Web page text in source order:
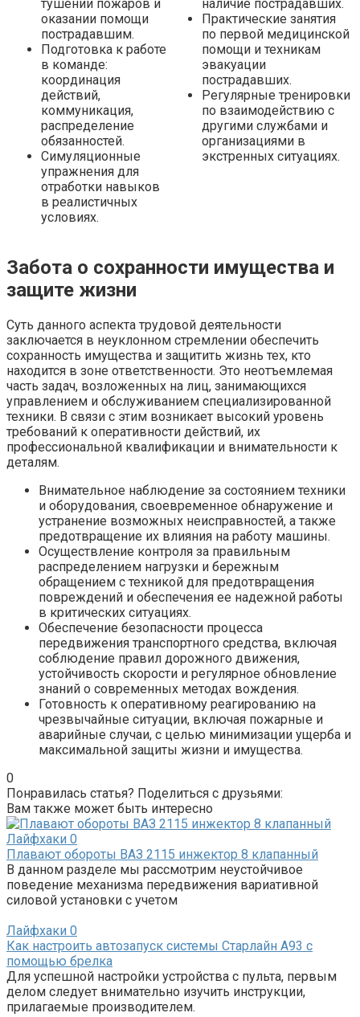
тушении пожаров и
оказании помощи
пострадавшим.
Подготовка к работе
в команде:
координация
действий,
коммуникация,
распределение
обязанностей.
Симуляционные
упражнения для
отработки навыков
в реалистичных
условиях.
наличие пострадавших.
Практические занятия
по первой медицинской
помощи и техникам
эвакуации
пострадавших.
Регулярные тренировки
по взаимодействию с
другими службами и
организациями в
экстренных ситуациях.
Забота о сохранности имущества и
защите жизни
Суть данного аспекта трудовой деятельности
заключается в неуклонном стремлении обеспечить
сохранность имущества и защитить жизнь тех, кто
находится в зоне ответственности. Это неотъемлемая
часть задач, возложенных на лиц, занимающихся
управлением и обслуживанием специализированной
техники. В связи с этим возникает высокий уровень
требований к оперативности действий, их
профессиональной квалификации и внимательности к
деталям.
Внимательное наблюдение за состоянием техники
и оборудования, своевременное обнаружение и
устранение возможных неисправностей, а также
предотвращение их влияния на работу машины.
Осуществление контроля за правильным
распределением нагрузки и бережным
обращением с техникой для предотвращения
повреждений и обеспечения ее надежной работы
в критических ситуациях.
Обеспечение безопасности процесса
передвижения транспортного средства, включая
соблюдение правил дорожного движения,
устойчивость скорости и регулярное обновление
знаний о современных методах вождения.
Готовность к оперативному реагированию на
чрезвычайные ситуации, включая пожарные и
аварийные случаи, с целью минимизации ущерба и
максимальной защиты жизни и имущества.
0
Понравилась статья? Поделиться с друзьями:
Вам также может быть интересно
Лайфхаки 0
Плавают обороты ВАЗ 2115 инжектор 8 клапанный
В данном разделе мы рассмотрим неустойчивое
поведение механизма передвижения вариативной
силовой установки с учетом
Лайфхаки 0
Как настроить автозапуск системы Старлайн А93 с
помощью брелка
Для успешной настройки устройства с пульта, первым
делом следует внимательно изучить инструкции,
прилагаемые производителем.